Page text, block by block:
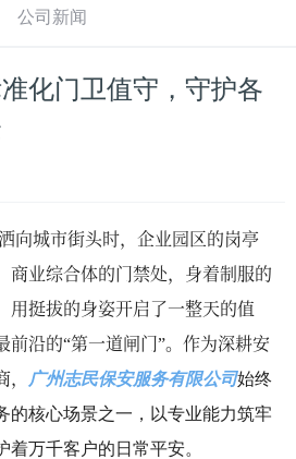
t
i
公司新闻
准化门卫值守，守护各
向城市街头时，企业园区的岗亭
商业综合体的门禁处，身着制服的
用挺拔的身姿开启了一整天的值
前沿的“第一道闸门”。作为深耕安
广州志民保安服务有限公司始终
的核心场景之一，以专业能力筑牢
万千客户的日常平安。